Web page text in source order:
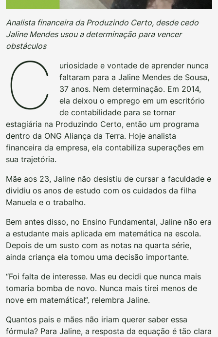
Analista financeira da Produzindo Certo, desde cedo
Jaline Mendes usou a determinação para vencer
obstáculos
C
uriosidade e vontade de aprender nunca
faltaram para a Jaline Mendes de Sousa,
37 anos. Nem determinação. Em 2014,
ela deixou o emprego em um escritório
de contabilidade para se tornar
estagiária na Produzindo Certo, então um programa
dentro da ONG Aliança da Terra. Hoje analista
financeira da empresa, ela contabiliza superações em
sua trajetória.
Mãe aos 23, Jaline não desistiu de cursar a faculdade e
dividiu os anos de estudo com os cuidados da filha
Manuela e o trabalho.
Bem antes disso, no Ensino Fundamental, Jaline não era
a estudante mais aplicada em matemática na escola.
Depois de um susto com as notas na quarta série,
ainda criança ela tomou uma decisão importante.
“Foi falta de interesse. Mas eu decidi que nunca mais
tomaria bomba de novo. Nunca mais tirei menos de
nove em matemática!”, relembra Jaline.
Quantos pais e mães não iriam querer saber essa
fórmula? Para Jaline, a resposta da equação é tão clara